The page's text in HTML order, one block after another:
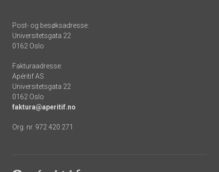
Post- og besøksadresse:
Universitetsgata 22
0162 Oslo
Fakturaadresse:
Apéritif AS
Universitetsgata 22
0162 Oslo
faktura@aperitif.no
Org. nr. 972 420 271